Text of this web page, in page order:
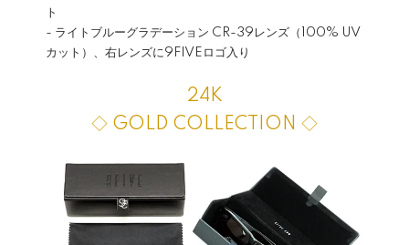
ト
- ライトブルーグラデーション CR-39レンズ（100% UV
カット）、右レンズに9FIVEロゴ入り
24K
◇ GOLD COLLECTION ◇